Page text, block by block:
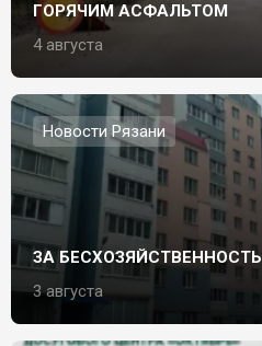
ГОРЯЧИМ АСФАЛЬТОМ
4 августа
Новости Рязани
ЗА БЕСХОЗЯЙСТВЕННОСТЬ
3 августа